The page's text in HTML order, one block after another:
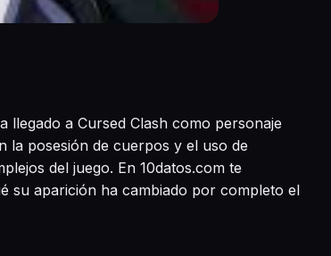
llegado a Cursed Clash como personaje
la posesión de cuerpos y el uso de
del juego. En 10datos.com te
su aparición ha cambiado por completo el